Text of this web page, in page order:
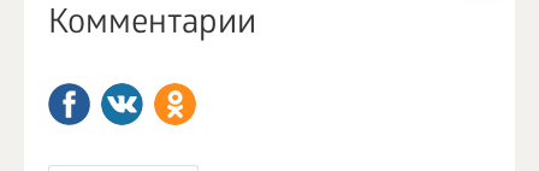
Комментарии